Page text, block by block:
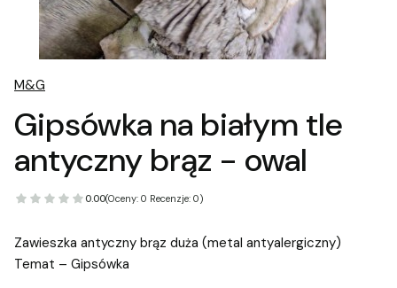
M&G
Gipsówka na białym tle
antyczny brąz - owal
0.00(Oceny: 0 Recenzje: 0)
Zawieszka antyczny brąz duża (metal antyalergiczny)
Temat – Gipsówka